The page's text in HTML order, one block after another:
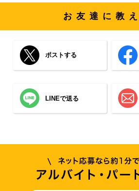
お友達に教
ポストする
LINEで送る